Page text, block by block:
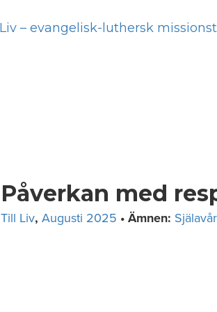
Påverkan med
Till Liv, Augusti 2025 • Ämnen: